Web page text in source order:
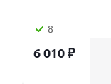
8
6 010₽